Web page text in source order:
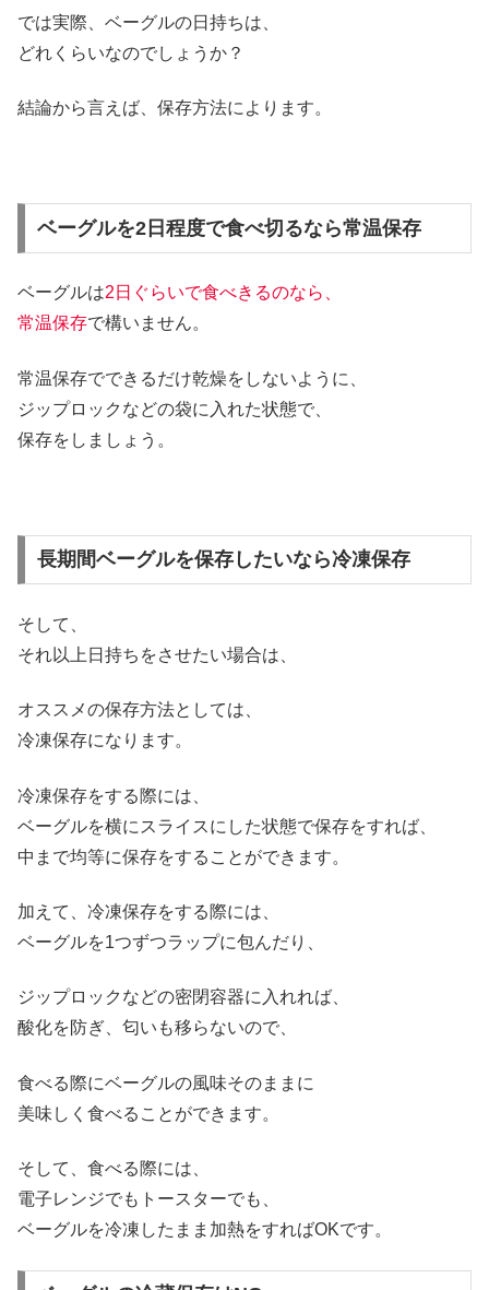
では実際、ベーグルの日持ちは、
どれくらいなのでしょうか？
結論から言えば、保存方法によります。
ベーグルを2日程度で食べ切るなら常温保存
ベーグルは2日ぐらいで食べきるのなら、
常温保存で構いません。
常温保存でできるだけ乾燥をしないように、
ジップロックなどの袋に入れた状態で、
保存をしましょう。
長期間ベーグルを保存したいなら冷凍保存
そして、
それ以上日持ちをさせたい場合は、
オススメの保存方法としては、
冷凍保存になります。
冷凍保存をする際には、
ベーグルを横にスライスにした状態で保存をすれば、
中まで均等に保存をすることができます。
加えて、冷凍保存をする際には、
ベーグルを1つずつラップに包んだり、
ジップロックなどの密閉容器に入れれば、
酸化を防ぎ、匂いも移らないので、
食べる際にベーグルの風味そのままに
美味しく食べることができます。
そして、食べる際には、
電子レンジでもトースターでも、
ベーグルを冷凍したまま加熱をすればOKです。